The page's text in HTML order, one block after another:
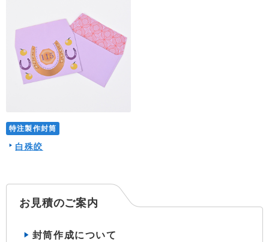
特注製作封筒
白殊皎
お見積のご案内
封筒作成について